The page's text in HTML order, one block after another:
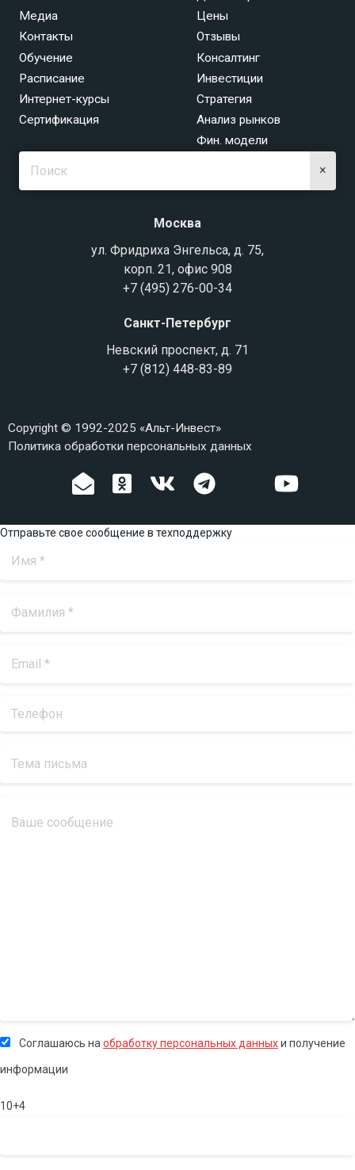
Медиа
Контакты
Цены
Отзывы
Обучение
Расписание
Интернет-курсы
Сертификация
Консалтинг
Инвестиции
Стратегия
Анализ рынков
Фин. модели
×
Москва
ул. Фридриха Энгельса, д. 75,
корп. 21, офис 908
+7 (495) 276-00-34
Санкт-Петербург
Невский проспект, д. 71
+7 (812) 448-83-89
Copyright © 1992-2025 «Альт-Инвест»
Политика обработки персональных данных
Отправьте свое сообщение в техподдержку
Соглашаюсь наобработку персональных данныхи получение
информации
10+4